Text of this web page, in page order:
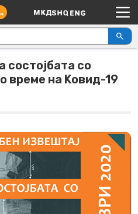
Main Navigation
состојбата со
време на Kовид-19